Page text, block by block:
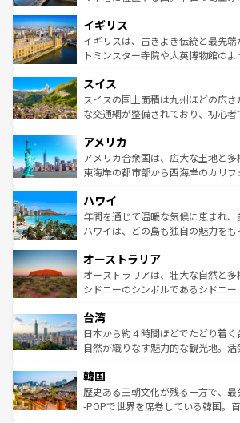
いる。シャンパンの発祥地であるラ
香り高いラベンダー畑など、多彩
らに、パリ以外の地域にも魅力が
れる地方に足を運ぶとそれぞれで全
きるだろう。 なお、新着のフラ
を参照してほしい。
顔を持つこの国は、どこを歩いても
ルリンの文化的活気、バイエルン
してライン川沿いのワイン畑とい
は、お酒好きな人にはぜひ体験してほしい。 な
ドイツ情報はコンテンツ一覧を参照
イギリス
イギリスは、古きよき伝統と最先
トミンスター寺院や大英博物館の
リアごとに異なる魅力がある。また
ティー、ビール好きにはたまらな
戦など、本場だからこそできる体
ンツ一覧を参照してほしい。
スイス
スイスの国土面積は九州ほどの広
な交通網が整備されており、初心
の建物がそのまま残る町や、スイス
博物館もあり、アルプス観光だけで
ことができる。国民の所得が高い
ば市内交通費無料で観光を楽しむこともで
着のスイス情報はコンテンツ一覧
アメリカ
アメリカ合衆国は、広大な土地と多
東海岸の都市部から西海岸のカリ
のような巨大都市は、観光、ショッ
ンメントが詰まった刺激的なスポ
西部には大自然が広がり、グラン
部のニューオーリンズでは、音楽と
文化が魅力。旅行者はアメリカの各
しみながら、その多様性と豊かな
ならではの贅沢な旅のスタイルだ。 なお、新着のアメリカ
情報はコンテンツ一覧を参照してほ
ハワイ
年間を通じて温暖な気候に恵まれ
ハワイは、どの島も独自の魅力を
ワイ島は見逃せない。また、定番の
島だが、静かな自然を求めるならマ
おすすめ。エメラルドグリーンに
れるおもてなしの心で訪れる人々を
人々、おいしいローカルフードや
ク、伝統的なフラダンスなど、す
ワイを、存分に味わってほしい。 なお、新着のハワイ情報
はコンテンツ一覧を参照してほしい
オーストラリア
オーストラリアは、壮大な自然と多
シドニーのシンボルであるシドニ
リアリーフや大陸中央部にそびえる
ク）、タスマニアの美しい原生林
ど、見どころがたくさん。また、
いる。アクティビティも充実してお
ビング、ハイキングなど、アウト
い。オーストラリアの多彩な魅力
台湾
日本から約４時間ほどでたどり着
自然が織りなす魅力的な観光地。
ン）、静ひつな山岳地帯である台湾
と山間の静けさが共存しており、
驚きをもたらしてくれる。また、
韓国
歴史ある王朝文化が残る一方で、
-POPで世界を席巻している韓国。